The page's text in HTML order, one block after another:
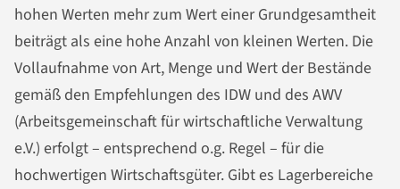
hohen Werten mehr zum Wert einer Grundgesamtheit
beiträgt als eine hohe Anzahl von kleinen Werten. Die
Vollaufnahme von Art, Menge und Wert der Bestände
gemäß den Empfehlungen des IDW und des AWV
(Arbeitsgemeinschaft für wirtschaftliche Verwaltung
e.V.) erfolgt – entsprechend o.g. Regel – für die
hochwertigen Wirtschaftsgüter. Gibt es Lagerbereiche